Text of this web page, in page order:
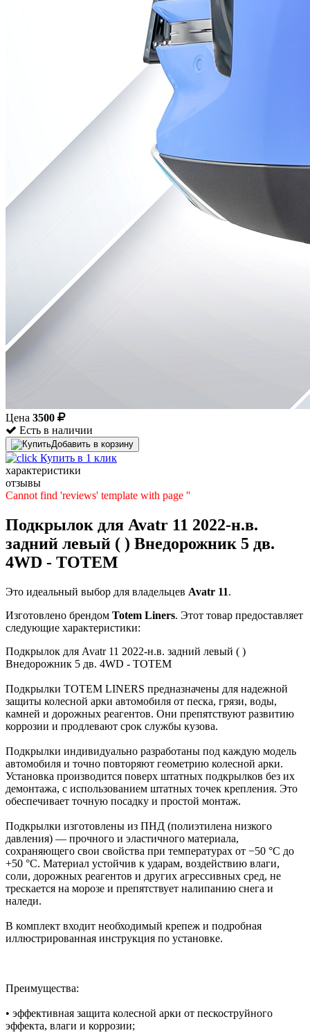
Цена 3500
Есть в наличии
Добавить в корзину
Купить в 1 клик
характеристики
отзывы
Cannot find 'reviews' template with page ''
Подкрылок для Avatr 11 2022-н.в.
задний левый ( ) Внедорожник 5 дв.
4WD - TOTEM
Это идеальный выбор для владельцев Avatr 11.
Изготовлено брендом Totem Liners. Этот товар предоставляет
следующие характеристики:
Подкрылок для Avatr 11 2022-н.в. задний левый ( )
Внедорожник 5 дв. 4WD - TOTEM
Подкрылки TOTEM LINERS предназначены для надежной
защиты колесной арки автомобиля от песка, грязи, воды,
камней и дорожных реагентов. Они препятствуют развитию
коррозии и продлевают срок службы кузова.
Подкрылки индивидуально разработаны под каждую модель
автомобиля и точно повторяют геометрию колесной арки.
Установка производится поверх штатных подкрылков без их
демонтажа, с использованием штатных точек крепления. Это
обеспечивает точную посадку и простой монтаж.
Подкрылки изготовлены из ПНД (полиэтилена низкого
давления) — прочного и эластичного материала,
сохраняющего свои свойства при температурах от −50 °C до
+50 °C. Материал устойчив к ударам, воздействию влаги,
соли, дорожных реагентов и других агрессивных сред, не
трескается на морозе и препятствует налипанию снега и
наледи.
В комплект входит необходимый крепеж и подробная
иллюстрированная инструкция по установке.
Преимущества:
• эффективная защита колесной арки от пескоструйного
эффекта, влаги и коррозии;